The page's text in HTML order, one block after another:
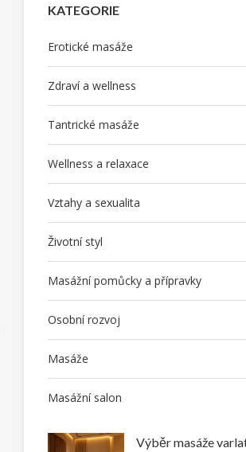
KATEGORIE
Erotické masáže
Zdraví a wellness
Tantrické masáže
Wellness a relaxace
Vztahy a sexualita
Životní styl
Masážní pomůcky a přípravky
Osobní rozvoj
Masáže
Masážní salon
Výběr masáže